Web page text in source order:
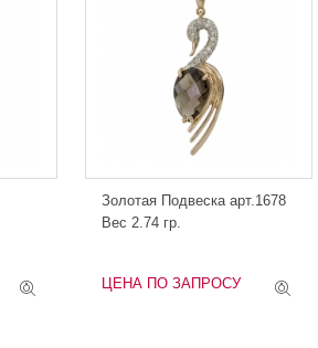
Золотая Подвеска арт.1678
Вес 2.74 гр.
ЦЕНА ПО ЗАПРОСУ